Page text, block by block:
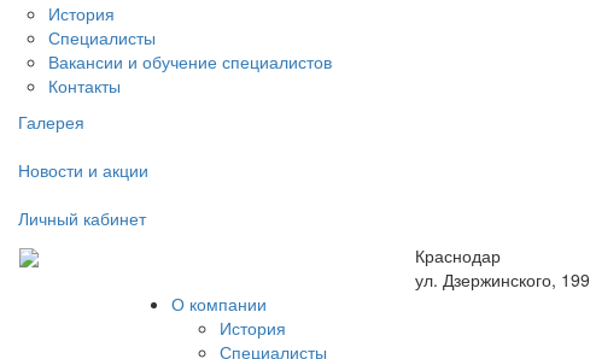
История
Специалисты
Вакансии и обучение специалистов
Контакты
Галерея
Новости и акции
Личный кабинет
Краснодар
ул. Дзержинского, 199
О компании
История
Специалисты